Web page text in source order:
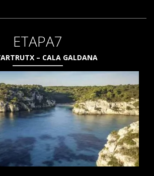
ETAPA7
– CALA GALDANA